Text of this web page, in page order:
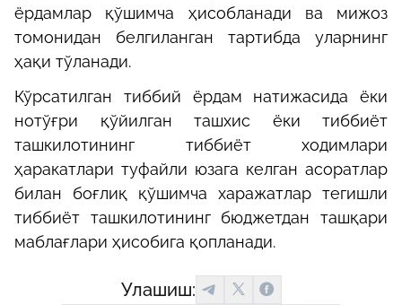
ёрдамлар қўшимча ҳисобланади ва мижоз
томонидан белгиланган тартибда уларнинг
ҳақи тўланади.
Кўрсатилган тиббий ёрдам натижасида ёки
нотўғри қўйилган ташхис ёки тиббиёт
ташкилотининг тиббиёт ходимлари
ҳаракатлари туфайли юзага келган асоратлар
билан боғлиқ қўшимча харажатлар тегишли
тиббиёт ташкилотининг бюджетдан ташқари
маблағлари ҳисобига қопланади.
Улашиш: